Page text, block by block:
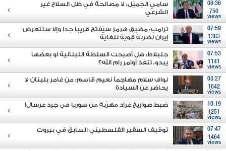
08:36
750
views
سامي الجميّل: لا مصالحة في ظل السلاح غير
الشرعي
07:59
1383
views
ترامب: مضيق هرمز سيُفتح قريبا جدا وإلا ستتعرض
إيران لضربة قوية للغاية
07:53
1141
views
جنبلاط: هل أصبحت السلطة اللبنانية او بعضها
يبدو، تنفذ أوامر رام الله؟
03:27
1642
views
نواف سلام مهاجماً نعيم قاسم: من غامر بلبنان لا
يحاضر عن السيادة
10:19
1251
views
ضبط صواريخ غراد مهرّبة من سوريا في جرد عرسال!
07:47
1464
views
توقيف السفير الفلسطيني السابق في بيروت